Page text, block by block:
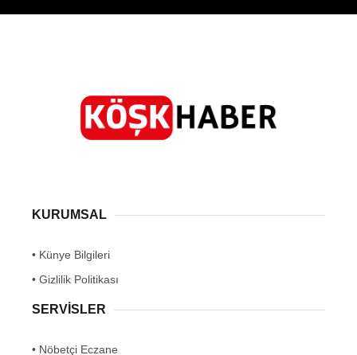
KURUMSAL
• Künye Bilgileri
• Gizlilik Politikası
SERVİSLER
• Nöbetçi Eczane